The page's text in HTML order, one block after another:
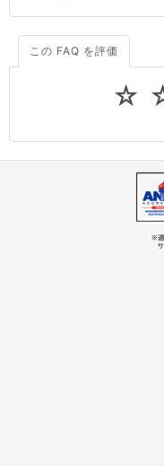
サーバーが重いので調
CPUやメモリをアッ
この FAQ を評価
☆